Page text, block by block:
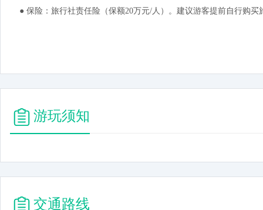
● 保险：旅行社责任险（保额20万元/人）。建议游客提前自行购买
游玩须知
交通路线